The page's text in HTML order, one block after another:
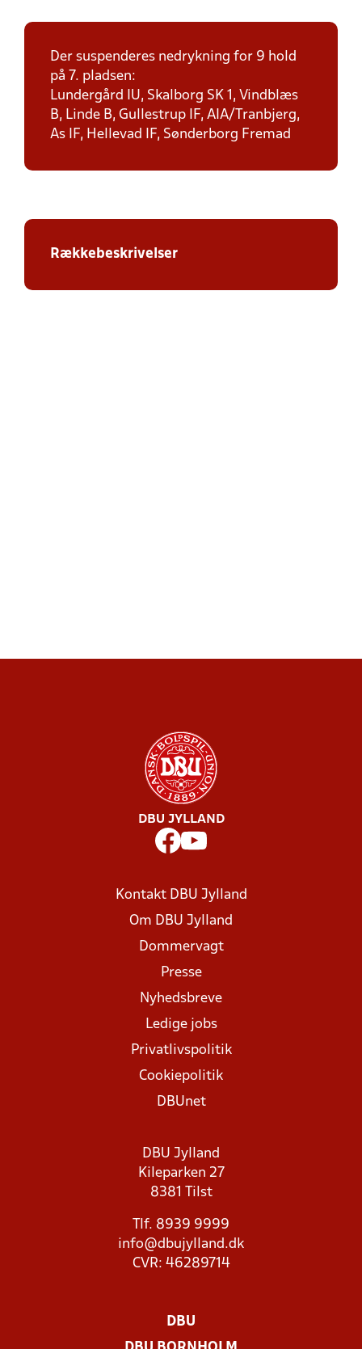
Der suspenderes nedrykning for 9 hold
på 7. pladsen:
Lundergård IU, Skalborg SK 1, Vindblæs
B, Linde B, Gullestrup IF, AIA/Tranbjerg,
As IF, Hellevad IF, Sønderborg Fremad
Rækkebeskrivelser
DBU JYLLAND
Kontakt DBU Jylland
Om DBU Jylland
Dommervagt
Presse
Nyhedsbreve
Ledige jobs
Privatlivspolitik
Cookiepolitik
DBUnet
DBU Jylland
Kileparken 27
8381 Tilst
Tlf. 8939 9999
info@dbujylland.dk
CVR: 46289714
DBU